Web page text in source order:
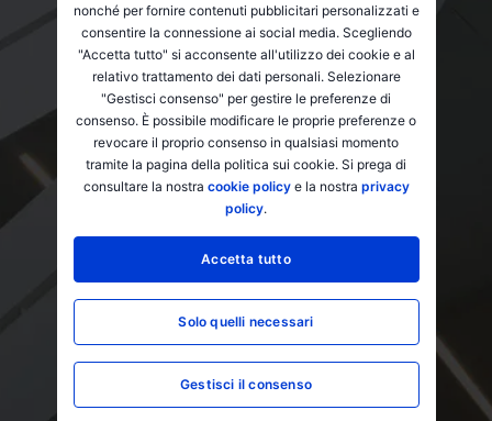
nonché per fornire contenuti pubblicitari personalizzati e
consentire la connessione ai social media. Scegliendo
"Accetta tutto" si acconsente all'utilizzo dei cookie e al
relativo trattamento dei dati personali. Selezionare
"Gestisci consenso" per gestire le preferenze di
consenso. È possibile modificare le proprie preferenze o
revocare il proprio consenso in qualsiasi momento
tramite la pagina della politica sui cookie. Si prega di
consultare la nostra cookie policye la nostra privacy
policy.
Accetta tutto
Solo quelli necessari
Gestisci il consenso